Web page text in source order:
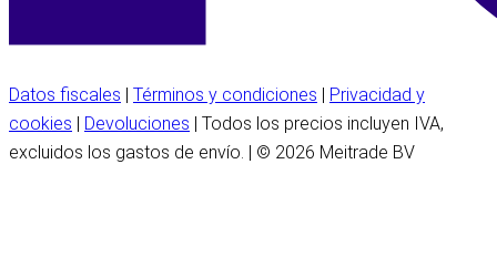
Datos fiscales Términos y condiciones
Privacidad y
cookies
Devoluciones | Todos los precios incluyen IVA,
excluidos los gastos de envío. | © 2026 Meitrade BV